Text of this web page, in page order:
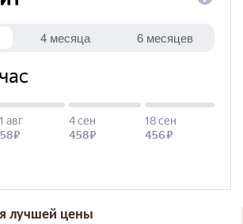
лучшей цены